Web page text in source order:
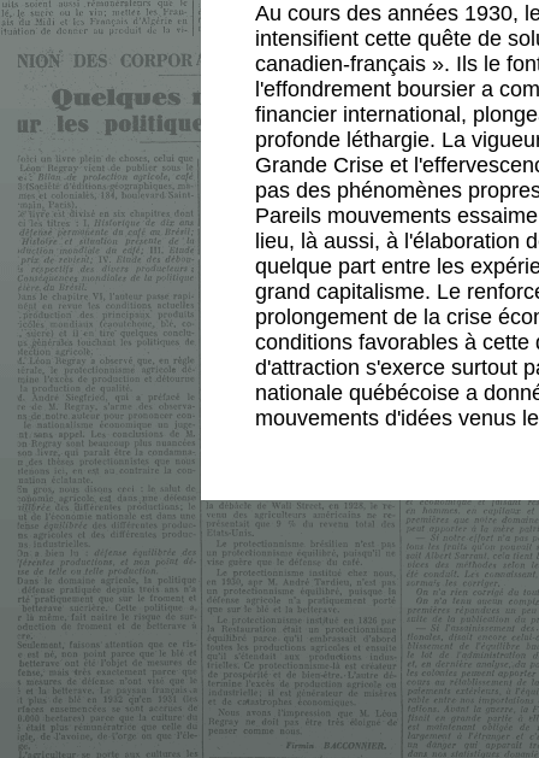
Au cours des années 1930,
intensifient cette quête de
canadien-français ». Ils le
l'effondrement boursier a
financier international,
profonde léthargie. La
Grande Crise et
pas des phénomènes
Pareils mouvements
lieu, là aussi, à l'élaboration
quelque part entre les
grand capitalisme. Le
prolongement de la crise
conditions favorables à
d'attraction s'exerce surtout
nationale québécoise a
mouvements d'idées venus